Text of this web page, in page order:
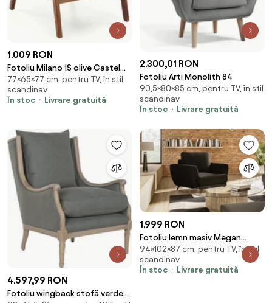
1.009 RON
Fotoliu Milano 1S olive Castel
39/nuc inchis
77×65×77 cm, pentru TV, în stil
scandinav
În stoc
Livrare gratuită
2.300,01 RON
Fotoliu Arti Monolith 84
90,5×80×85 cm, pentru TV, în stil
scandinav
În stoc
Livrare gratuită
4.597,99 RON
Fotoliu wingback stofă verde
1.999 RON
Fotoliu lemn masiv Megan
Personalizabil - Flores 22
94×102×87 cm, pentru TV, în stil
scandinav
În stoc
Livrare gratuită